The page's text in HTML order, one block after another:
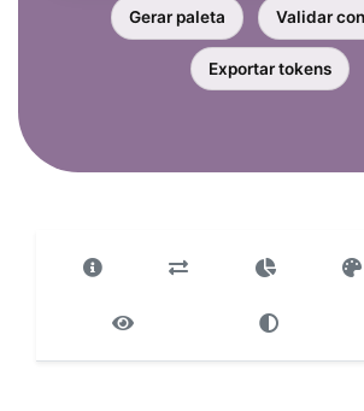
Gerar paleta Validar
Exportar tokens